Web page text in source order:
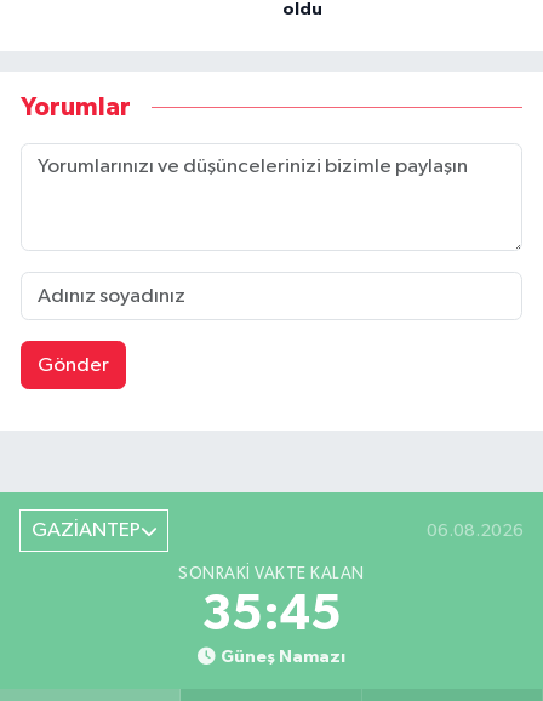
oldu
Yorumlar
Gönder
GAZİANTEP 06.08.2026
SONRAKI VAKTE KALAN
35:45
Güneş Namazı